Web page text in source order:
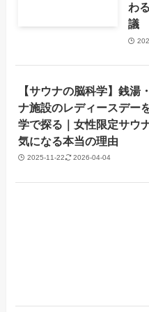
わ
議
【サウナの脳科学】銭湯
ナ施設のレディースデー
学で探る｜女性限定サウ
気になる本当の理由
2025-11-22 2026-04-04